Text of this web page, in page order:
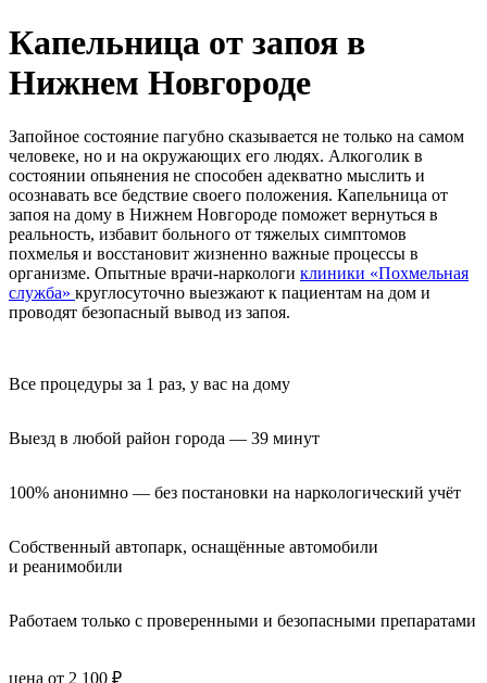
Капельница от запоя в
Нижнем Новгороде
Запойное состояние пагубно сказывается не только на самом
человеке, но и на окружающих его людях. Алкоголик в
состоянии опьянения не способен адекватно мыслить и
осознавать все бедствие своего положения. Капельница от
запоя на дому в Нижнем Новгороде поможет вернуться в
реальность, избавит больного от тяжелых симптомов
похмелья и восстановит жизненно важные процессы в
организме. Опытные врачи-наркологи клиники «Похмельная
служба» круглосуточно выезжают к пациентам на дом и
проводят безопасный вывод из запоя.
Все процедуры за 1 раз, у вас на дому
Выезд в любой район города — 39 минут
100% анонимно — без постановки на наркологический учёт
Собственный автопарк, оснащённые автомобили
и реанимобили
Работаем только с проверенными и безопасными препаратами
цена от 2 100 ₽